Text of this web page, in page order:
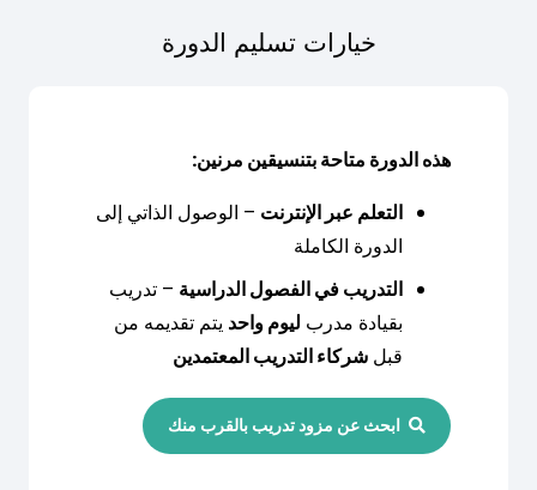
خيارات تسليم الدورة
هذه الدورة متاحة بتنسيقين مرنين:
التعلم عبر الإنترنت – الوصول الذاتي إلى
الدورة الكاملة
التدريب في الفصول الدراسية – تدريب
بقيادة مدرب ليوم واحد يتم تقديمه من
قبل شركاء التدريب المعتمدين
ابحث عن مزود تدريب بالقرب منك